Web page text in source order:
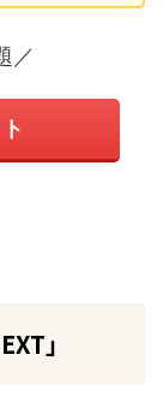
／
」